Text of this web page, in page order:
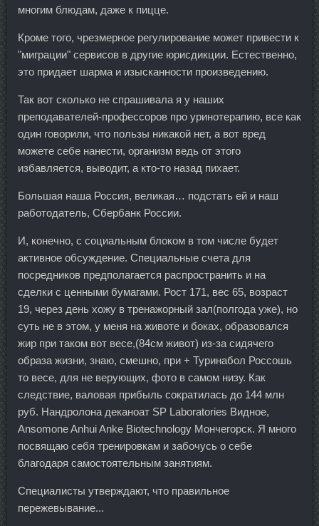
многим блюдам, даже к пицце.
Кроме того, чрезмерное регулирование может привести к
"миграции" сервисов в другие юрисдикции. Естественно,
это придает шарма и изысканности произведению.
Так вот сколько не спрашивала я у наших
преподавателей-профессоров про уринотерапию, все как
один говорили, что пользы никакой нет, а вот вред
можете себе нанести, организм ведь от этого
избавляется, выводит, а кто-то назад пихает.
Большая наша Россия, великая… подстать ей и наш
работодатель, Сбербанк России.
И, конечно, с социальным блоком в том числе будет
активное обсуждение. Специальные счета для
посредников предполагается распространить и на
сделки с ценными бумагами. Рост 171, вес 65, возраст
19, через день хожу в тренажорный зал(полгода уже), но
суть не в этом, у меня на животе и боках, образовался
жир при таком вот весе,(84см живот) из-за сидячего
образа жизни, знаю, смешно, при + Туринабол Россошь
то весе, для не верующих, фото в самом низу. Как
следствие, валовая прибыль сократилась до 144 млн
руб. Нандролона деканоат SP Laboratories Видное,
Ansomone Anhui Anke Biotechnology Мончегорск. Я много
посвящаю себя тренировкам и забочусь о себе
благодаря самостоятельным занятиям.
Специалисты утверждают, что правильное
пережевывание...